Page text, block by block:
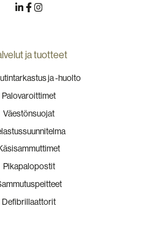
ja tuotteet
ja -huolto
Palovaroittimet
Väestönsuojat
Pikapalopostit
Defibrillaattorit